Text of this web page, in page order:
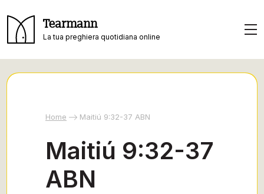
Tearmann
La tua preghiera quotidiana online
Home Maitiú 9:32-37 ABN
Maitiú 9:32-37
ABN